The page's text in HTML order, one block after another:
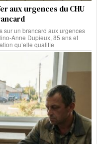
aux urgences du CHU
sur un brancard aux urgences
Anne Dupieux, 85 ans et
qu’elle qualifie